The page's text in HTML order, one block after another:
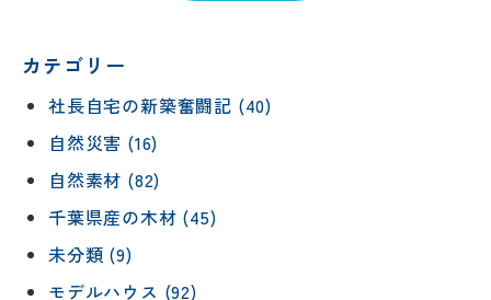
カテゴリー
社長自宅の新築奮闘記 (40)
自然災害 (16)
自然素材 (82)
千葉県産の木材 (45)
未分類 (9)
モデルハウス (92)